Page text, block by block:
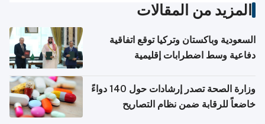
المزيد من المقالات
السعودية وباكستان وتركيا توقع اتفاقية
دفاعية وسط اضطرابات إقليمية
وزارة الصحة تصدر إرشادات حول 140 دواءً
خاضعاً للرقابة ضمن نظام التصاريح